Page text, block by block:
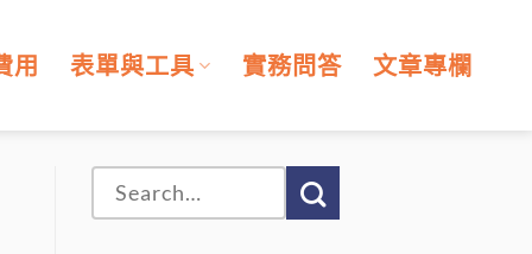
用 表單與工具 實務問答 文章專欄